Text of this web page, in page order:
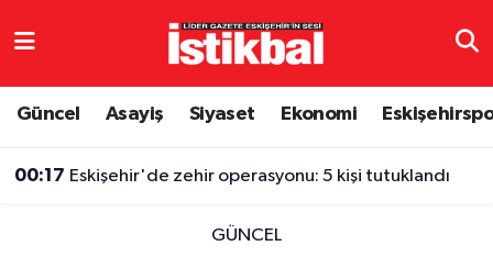
Güncel Asayiş Siyaset Ekonomi
00:17 Eskişehir'de zehir operasyonu: 5 kişi tutuklandı
GÜNCEL
Eskişehirspor
Eskişehir Nöbetçi Eczaneler